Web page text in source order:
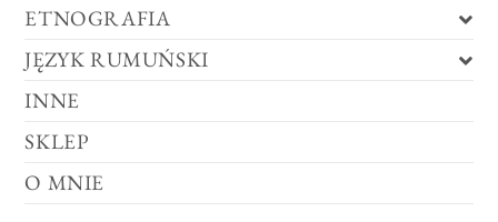
ETNOGRAFIA
JĘZYK RUMUŃSKI
INNE
SKLEP
O MNIE